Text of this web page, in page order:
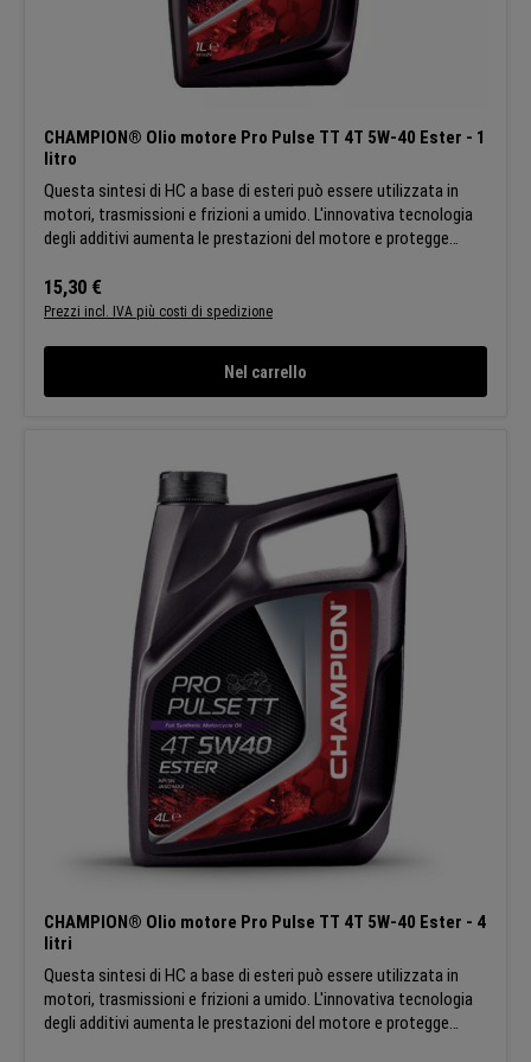
CHAMPION® Olio motore Pro Pulse TT 4T 5W-40 Ester - 1
litro
Questa sintesi di HC a base di esteri può essere utilizzata in
motori, trasmissioni e frizioni a umido. L'innovativa tecnologia
degli additivi aumenta le prestazioni del motore e protegge
prestazioni copre un'ampia fetta del mercato motociclistico
grazie alle sue proprietà di alta qualità. La sua eccellente fluidità
APPLICAZIONI:Questo olio per motori di moto a quattro tempi
supera gli standard API SN, SM, SL e SJ. Supera i requisiti di
Migliori prestazioni del motore, della trasmissione e della
frizione in bagno d'olio. Prodotto consigliato per il turismo e la
guida quotidiana: Prodotto consigliato per il turismo e la guida
quotidiana. Gestione dei fluidi più semplice grazie all'ampia
applicabilità dell'olio: Gestione dei fluidi più semplice grazie
all'ampia applicabilità dell'olio. SPECIFICHE:API SN JASO
Approvazione MA2 Champion si riserva il diritto di modificare le
caratteristiche generali dei prodotti in modo che tutti i clienti
possano beneficiare sempre degli ultimi sviluppi tecnici.
Prezzo normale:
15,30 €
Prezzi incl. IVA più costi di spedizione
Nel carrello
CHAMPION® Olio motore Pro Pulse TT 4T 5W-40 Ester - 4
litri
Questa sintesi di HC a base di esteri può essere utilizzata in
motori, trasmissioni e frizioni a umido. L'innovativa tecnologia
degli additivi aumenta le prestazioni del motore e protegge